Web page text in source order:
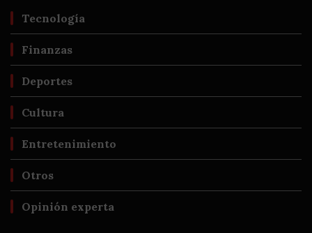
Tecnología
Finanzas
Deportes
Cultura
Entretenimiento
Otros
Opinión experta